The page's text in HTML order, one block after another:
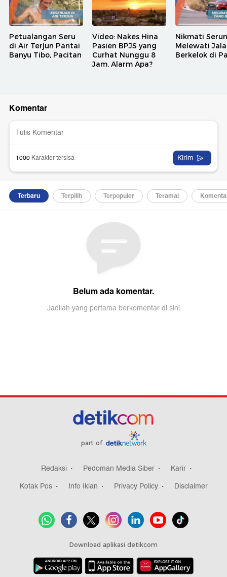
Petualangan Seru
di Air Terjun Pantai
Banyu Tibo, Pacitan
Video: Nakes Hina
Pasien BPJS yang
Curhat Nunggu 8
Jam, Alarm Apa?
Nikmati
Melewati
Berkelok di
part of
Redaksi Pedoman Media Siber
Karir
Kotak Pos
Info Iklan Privacy Policy Disclaimer
Download aplikasi detikcom